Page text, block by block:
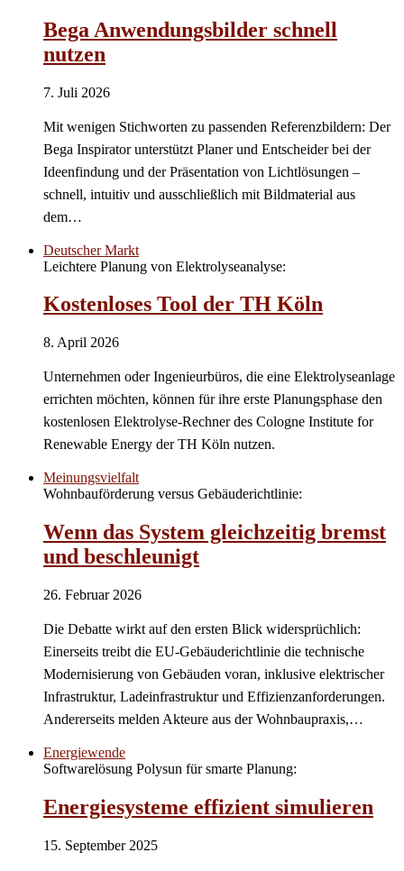
Bega Anwendungsbilder schnell
nutzen
7. Juli 2026
Mit wenigen Stichworten zu passenden Referenzbildern: Der
Bega Inspirator unterstützt Planer und Entscheider bei der
Ideenfindung und der Präsentation von Lichtlösungen –
schnell, intuitiv und ausschließlich mit Bildmaterial aus
dem…
Deutscher Markt
Leichtere Planung von Elektrolyseanalyse:
Kostenloses Tool der TH Köln
8. April 2026
Unternehmen oder Ingenieurbüros, die eine Elektrolyseanlage
errichten möchten, können für ihre erste Planungsphase den
kostenlosen Elektrolyse-Rechner des Cologne Institute for
Renewable Energy der TH Köln nutzen.
Meinungsvielfalt
Wohnbauförderung versus Gebäuderichtlinie:
Wenn das System gleichzeitig bremst
und beschleunigt
26. Februar 2026
Die Debatte wirkt auf den ersten Blick widersprüchlich:
Einerseits treibt die EU-Gebäuderichtlinie die technische
Modernisierung von Gebäuden voran, inklusive elektrischer
Infrastruktur, Ladeinfrastruktur und Effizienzanforderungen.
Andererseits melden Akteure aus der Wohnbaupraxis,…
Energiewende
Softwarelösung Polysun für smarte Planung:
Energiesysteme effizient simulieren
15. September 2025